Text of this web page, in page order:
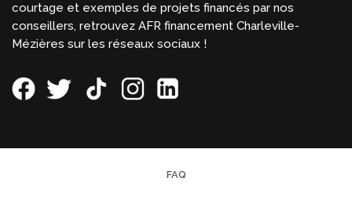
courtage et exemples de projets financés par nos
conseillers, retrouvez AFR financement Charleville-
Mézières sur les réseaux sociaux !
FAQ